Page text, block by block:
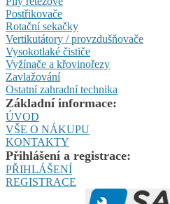
Postřikovače
Rotační sekačky
Vertikutátory / provzdušňovače
Vysokotlaké čističe
Vyžínače a křovinořezy
Zavlažování
Ostatní zahradní technika
Základní informace:
ÚVOD
VŠE O NÁKUPU
KONTAKTY
Přihlášení a registrace:
PŘIHLÁŠENÍ
REGISTRACE